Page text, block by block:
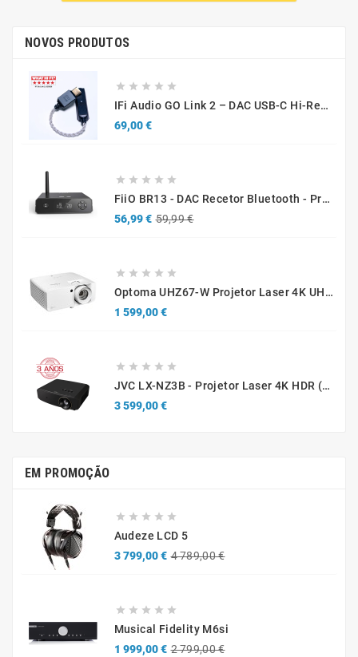
NOVOS PRODUTOS
    
IFi Audio GO Link 2 – DAC USB-C Hi-Res Portátil Para Smartphones, Tablets E Computadores
69,00 €Preço
    
FiiO BR13 - DAC Recetor Bluetooth - Promo
56,99 € 59,99 €
    
Optoma UHZ67-W Projetor Laser 4K UHD 4300 Lúmenes Branco
1 599,00 €Preço
    
JVC LX-NZ3B - Projetor Laser 4K HDR (Caixa Aberta / Demonstração)
3 599,00 €Preço
EM PROMOÇÃO
    
Audeze LCD 5
3 799,00 € 4 789,00 €
    
Musical Fidelity M6si
1 999,00 € 2 799,00 €